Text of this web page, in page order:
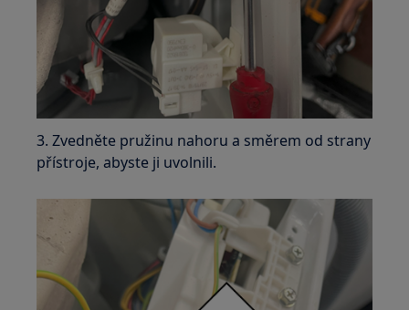
3. Zvedněte pružinu nahoru a směrem od strany
přístroje, abyste ji uvolnili.